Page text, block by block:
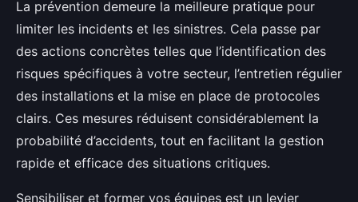
La prévention demeure la meilleure pratique pour
limiter les incidents et les sinistres. Cela passe par
des actions concrètes telles que l’identification des
risques spécifiques à votre secteur, l’entretien régulier
des installations et la mise en place de protocoles
clairs. Ces mesures réduisent considérablement la
probabilité d’accidents, tout en facilitant la gestion
rapide et efficace des situations critiques.
Sensibiliser et former vos équipes est un levier